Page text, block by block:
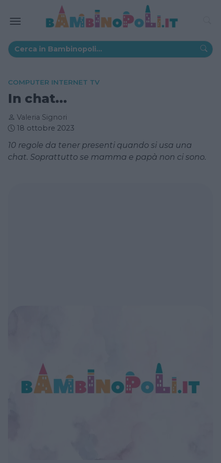
COMPUTER INTERNET TV
In chat...
Valeria Signori
18 ottobre 2023
10 regole da tener presenti quando si usa una
chat. Soprattutto se mamma e papà non ci sono.